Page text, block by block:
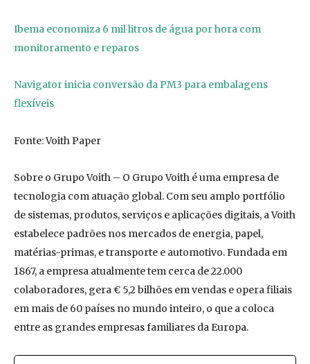
Ibema economiza 6 mil litros de água por hora com
monitoramento e reparos
Navigator inicia conversão da PM3 para embalagens
flexíveis
Fonte: Voith Paper
Sobre o Grupo Voith – O Grupo Voith é uma empresa de
tecnologia com atuação global. Com seu amplo portfólio
de sistemas, produtos, serviços e aplicações digitais, a Voith
estabelece padrões nos mercados de energia, papel,
matérias-primas, e transporte e automotivo. Fundada em
1867, a empresa atualmente tem cerca de 22.000
colaboradores, gera € 5,2 bilhões em vendas e opera filiais
em mais de 60 países no mundo inteiro, o que a coloca
entre as grandes empresas familiares da Europa.